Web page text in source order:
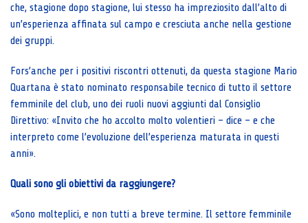
che, stagione dopo stagione, lui stesso ha impreziosito dall’alto di
un’esperienza affinata sul campo e cresciuta anche nella gestione
dei gruppi.
Fors’anche per i positivi riscontri ottenuti, da questa stagione Mario
Quartana è stato nominato responsabile tecnico di tutto il settore
femminile del club, uno dei ruoli nuovi aggiunti dal Consiglio
Direttivo: «Invito che ho accolto molto volentieri – dice – e che
interpreto come l’evoluzione dell’esperienza maturata in questi
anni».
Quali sono gli obiettivi da raggiungere?
«Sono molteplici, e non tutti a breve termine. Il settore femminile